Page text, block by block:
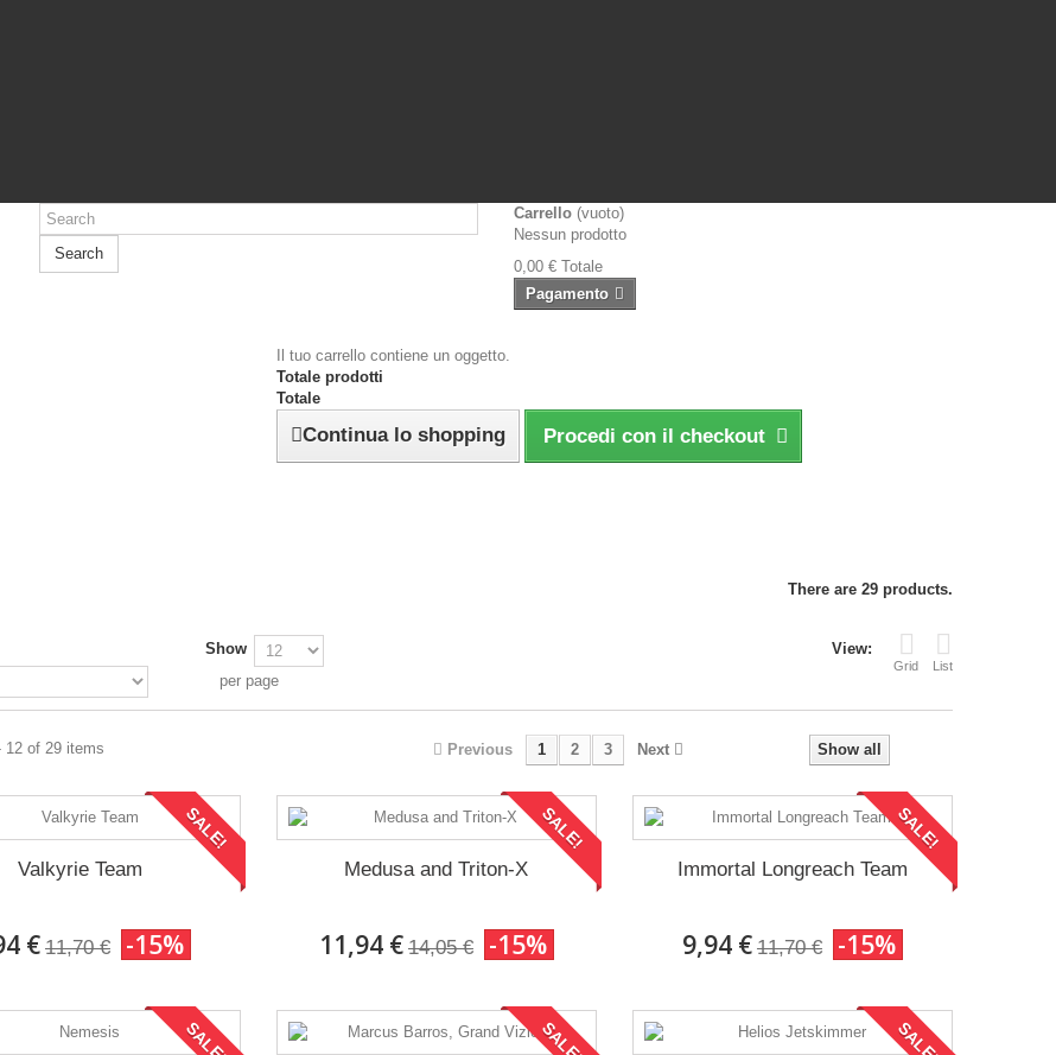
Search
Carrello (vuoto)
Nessun prodotto
0,00 € Totale
Pagamento
Il tuo carrello contiene un oggetto.
Totale prodotti
Totale
Continua lo shopping Procedi con il checkout
There are 29 products.
View:
Grid List
Show
per page
Show all
Previous 1 2 3 Next
12 of 29 items
SALE!
Valkyrie Team
€ 11,70 € -15%
SALE!
Medusa and Triton-X
11,94 € 14,05 € -15%
SALE!
Immortal Longreach Team
9,94 € 11,70 € -15%
SALE! SALE! SALE!